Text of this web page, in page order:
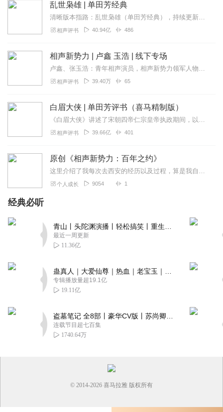
乱世枭雄 | 单田芳经典
清晰版本指路：乱世枭雄（单田芳经典），持续更新中《乱世枭雄》讲的是东北王张作霖和其子少帅张学良的传奇故事，是著名评书艺术家单田芳先生根据大量的历史材料和广为流传...
相声评书 40.94亿 486
相声新势力 | 卢鑫 玉浩 | 线下专场
卢鑫、张玉浩：青年相声演员，相声新势力领军人物，《笑傲江湖》第三季冠军；《欢乐喜剧人》四、五两季热门选手，代表作品：《中国歌曲漫谈》、《你打开的方式不对》、《别...
相声评书 39.40万 65
白眉大侠 | 单田芳评书（喜马精制版）
《白眉大侠》讲述了宋朝四帝仁宗皇帝执政期间，以徐良、白云瑞为书胆，包括七侠、大五义、小五义、小七杰等众开封府校尉，在八王赵德芳、包拯、颜查散等清官的支持下，为保...
相声评书 39.66亿 401
原创《相声新势力：百年之约》
这里介绍了我每次去西安的经历以及过程，算是我自己对西安之行的一个回忆录吧
个人成长 9054 1
经典必听
最近一周更新
11.36亿
专辑播放量超19.1亿
19.11亿
连载节目超七百集
1740.64万
© 2014-2026 喜马拉雅 版权所有